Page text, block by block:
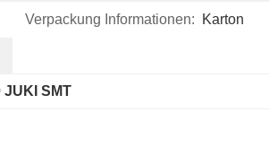
Verpackung Informationen: Karton
JUKI SMT